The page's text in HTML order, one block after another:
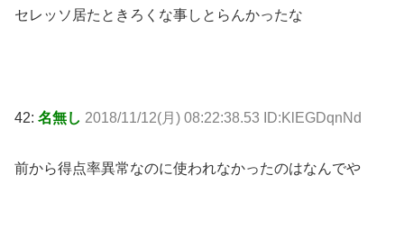
セレッソ居たときろくな事しとらんかったな
42: 名無し 2018/11/12(月) 08:22:38.53 ID:KlEGDqnNd
前から得点率異常なのに使われなかったのはなんでや